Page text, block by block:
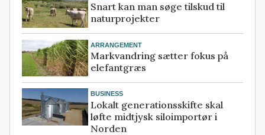
Snart kan man søge tilskud til
naturprojekter
ARRANGEMENT
Markvandring sætter fokus på
elefantgræs
BUSINESS
Lokalt generationsskifte skal
løfte midtjysk siloimportør i
Norden